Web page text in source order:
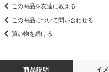
この商品を友達に教える
この商品について問い合わせる
買い物を続ける
商品説明 イ